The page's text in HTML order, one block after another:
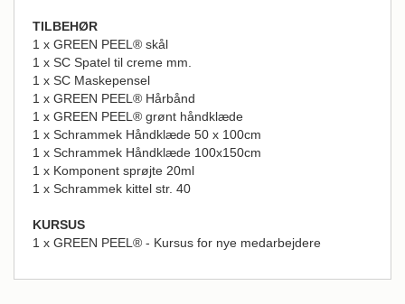
TILBEHØR
1 x GREEN PEEL® skål
1 x SC Spatel til creme mm.
1 x SC Maskepensel
1 x GREEN PEEL® Hårbånd
1 x GREEN PEEL® grønt håndklæde
1 x Schrammek Håndklæde 50 x 100cm
1 x Schrammek Håndklæde 100x150cm
1 x Komponent sprøjte 20ml
1 x Schrammek kittel str. 40
KURSUS
1 x GREEN PEEL® - Kursus for nye medarbejdere